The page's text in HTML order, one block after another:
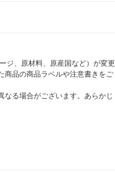
ジ、原材料、原産国など）が変更
商品の商品ラベルや注意書きをご
なる場合がございます。あらかじ